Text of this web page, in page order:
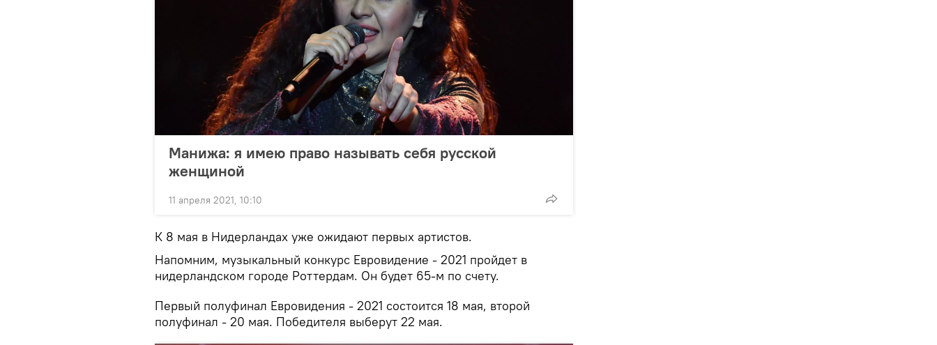
Манижа: я имею право называть себя русской
женщиной
11 апреля 2021, 10:10
К 8 мая в Нидерландах уже ожидают первых артистов.
Напомним, музыкальный конкурс Евровидение - 2021 пройдет в
нидерландском городе Роттердам. Он будет 65-м по счету.
Первый полуфинал Евровидения - 2021 состоится 18 мая, второй
полуфинал - 20 мая. Победителя выберут 22 мая.